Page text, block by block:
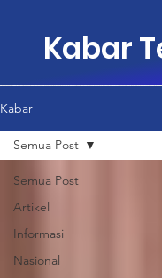
Kabar
Kabar
Semua Post
Artikel
Informasi
Nasional
Semua Post